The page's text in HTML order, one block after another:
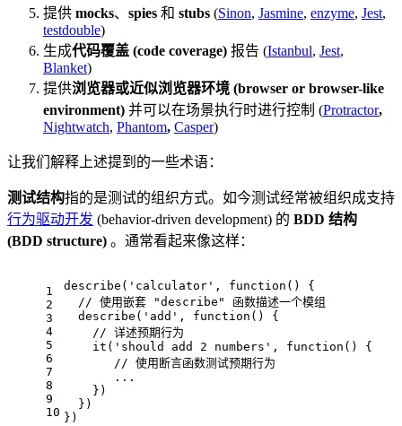
提供 mocks、 spies 和 stubs (Sinon, Jasmine, enzyme, Jest,
testdouble)
生成代码覆盖 (code coverage) 报告 (Istanbul, Jest,
Blanket)
提供浏览器或近似浏览器环境 (browser or browser-like
environment) 并可以在场景执行时进行控制 (Protractor,
Nightwatch, Phantom, Casper)
让我们解释上述提到的一些术语：
测试结构指的是测试的组织方式。如今测试经常被组织成支持
行为驱动开发 (behavior-driven development) 的 BDD 结构
(BDD structure) 。通常看起来像这样：
1
2
3
4
5
6
7
8
9
10
describe ( 'calculator' , function ( ) {
// 使用嵌套 "describe" 函数描述一个模组
describe ( 'add' , function ( ) {
// 详述预期行为
it ( 'should add 2 numbers' , function ( ) {
// 使用断言函数测试预期行为
       ...
    })
  })
})